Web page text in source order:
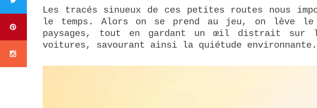
Les tracés sinueux de ces petites routes nous
le temps. Alors on se prend au jeu, on lève
paysages, tout en gardant un œil distrait sur
voitures, savourant ainsi la quiétude environnante.